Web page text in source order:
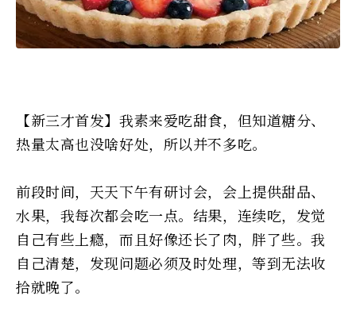
【新三才首发】我素来爱吃甜食，但知道糖分、
热量太高也没啥好处，所以并不多吃。
前段时间，天天下午有研讨会，会上提供甜品、
水果，我每次都会吃一点。结果，连续吃，发觉
自己有些上瘾，而且好像还长了肉，胖了些。我
自己清楚，发现问题必须及时处理，等到无法收
拾就晚了。